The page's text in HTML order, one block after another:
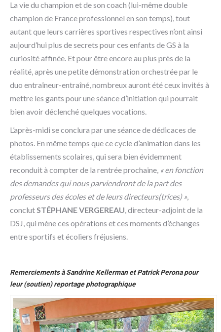
La vie du champion et de son coach (lui-même double
champion de France professionnel en son temps), tout
autant que leurs carrières sportives respectives n’ont ainsi
aujourd’hui plus de secrets pour ces enfants de GS à la
curiosité affinée. Et pour être encore au plus près de la
réalité, après une petite démonstration orchestrée par le
duo entraîneur-entraîné, nombreux auront été ceux invités à
mettre les gants pour une séance d’initiation qui pourrait
bien avoir déclenché quelques vocations.
L’après-midi se conclura par une séance de dédicaces de
photos. En même temps que ce cycle d’animation dans les
établissements scolaires, qui sera bien évidemment
reconduit à compter de la rentrée prochaine, « en fonction
des demandes qui nous parviendront de la part des
professeurs des écoles et de leurs directeurs(trices) »,
conclutSTÉPHANE VERGEREAU, directeur-adjoint de la
DSJ, qui mène ces opérations et ces moments d’échanges
entre sportifs et écoliers fréjusiens.
Remerciements à Sandrine Kellerman et Patrick Perona pour
leur (soutien) reportage photographique